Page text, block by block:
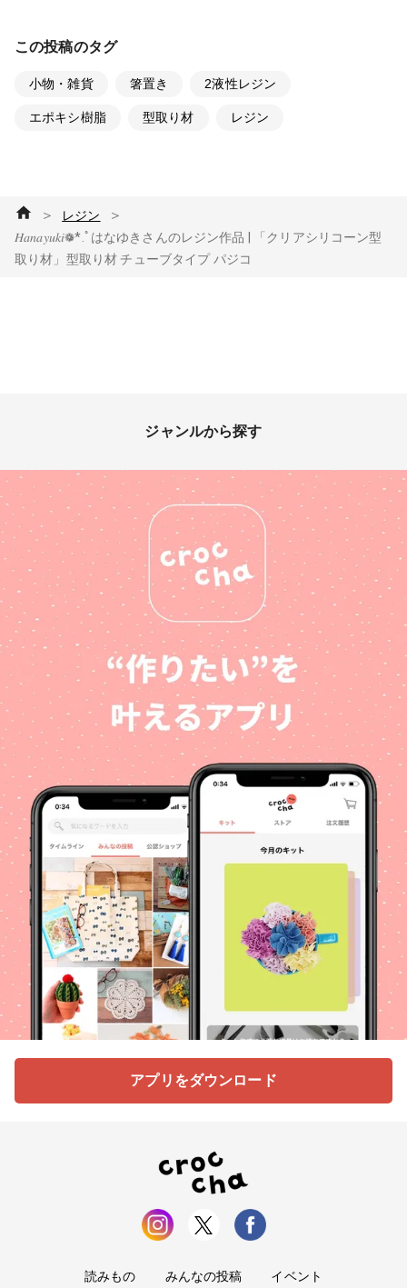
この投稿のタグ
小物・雑貨 箸置き 2液性レジン
エポキシ樹脂 型取り材 レジン
＞ レジン ＞
𝐻𝑎𝑛𝑎𝑦𝑢𝑘𝑖❁⃘*.ﾟはなゆきさんのレジン作品 | 「クリアシリコーン型
取り材」型取り材 チューブタイプ パジコ
ジャンルから探す
アプリをダウンロード
読みもの みんなの投稿 イベント